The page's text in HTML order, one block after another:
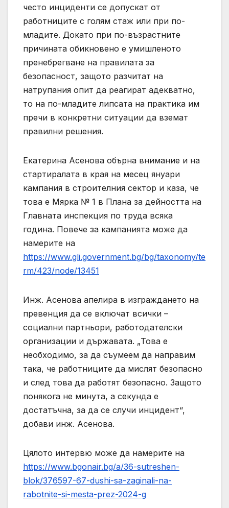
често инциденти се допускат от
работниците с голям стаж или при по-
младите. Докато при по-възрастните
причината обикновено е умишленото
пренебрегване на правилата за
безопасност, защото разчитат на
натрупания опит да реагират адекватно,
то на по-младите липсата на практика им
пречи в конкретни ситуации да вземат
правилни решения.
Екатерина Асенова обърна внимание и на
стартиралата в края на месец януари
кампания в строителния сектор и каза, че
това е Мярка № 1 в Плана за дейността на
Главната инспекция по труда всяка
година. Повече за кампанията може да
намерите на
https://www.gli.government.bg/bg/taxonomy/te
rm/423/node/13451
Инж. Асенова апелира в изграждането на
превенция да се включат всички –
социални партньори, работодателски
организации и държавата. „Това е
необходимо, за да съумеем да направим
така, че работниците да мислят безопасно
и след това да работят безопасно. Защото
понякога не минута, а секунда е
достатъчна, за да се случи инцидент“,
добави инж. Асенова.
Цялото интервю може да намерите на
https://www.bgonair.bg/a/36-sutreshen-
blok/376597-67-dushi-sa-zaginali-na-
rabotnite-si-mesta-prez-2024-g